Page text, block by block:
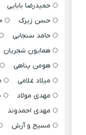
حمیدرضا بابایی
حسن زیرک
حامد سنجابی
همایون شجریان
هومن پناهی
میلاد غلامی
مهدی مولاد
مهدی احمدوند
مسیح و آرش